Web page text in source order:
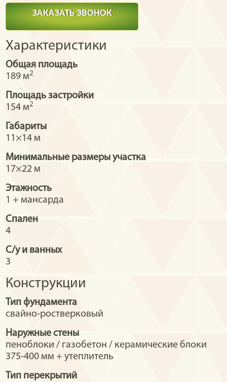
ЗАКАЗАТЬ ЗВОНОК
Характеристики
Общая площадь
189 м2
Площадь застройки
154 м2
Габариты
11×14 м
Минимальные размеры участка
17×22 м
Этажность
1 + мансарда
Спален
4
С/у и ванных
3
Конструкции
Тип фундамента
свайно-ростверковый
Наружные стены
пеноблоки / газобетон / керамические блоки
375-400 мм + утеплитель
Тип перекрытий